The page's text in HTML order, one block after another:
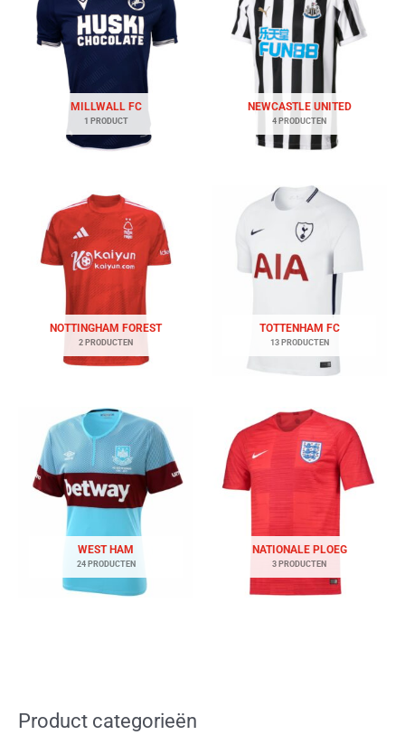
MILLWALL FC
1 PRODUCT
NEWCASTLE UNITED
4 PRODUCTEN
NOTTINGHAM FOREST
2 PRODUCTEN
TOTTENHAM FC
13 PRODUCTEN
WEST HAM
24 PRODUCTEN
NATIONALE PLOEG
3 PRODUCTEN
Product categorieën